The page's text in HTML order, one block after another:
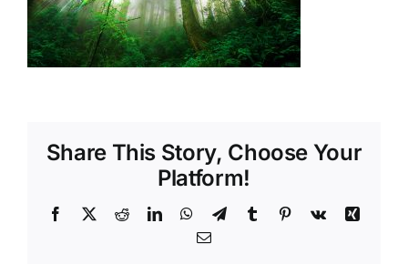
Shop
Tratamente naturale
Share This Story, Choose Your
Platform!
Facebook
X RedditLinkedInWhatsApp
TelegramTumblr Pinterest
Vk
Xing
Email